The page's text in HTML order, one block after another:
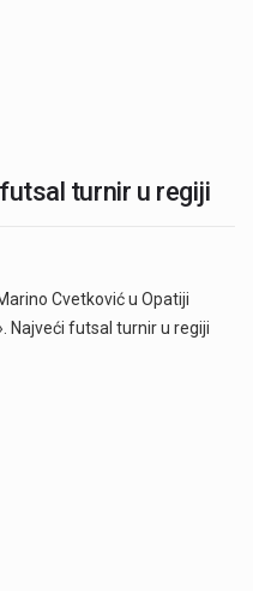
turnir u regiji
Cvetković u Opatiji
Najveći futsal turnir u regiji